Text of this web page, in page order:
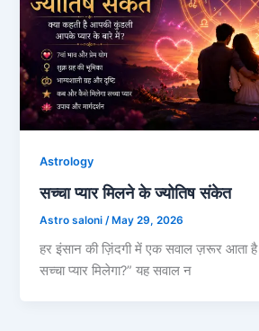
Astrology
सच्चा प्यार मिलने के ज्योतिष संकेत
Astro saloni /May 29, 2026
हर इंसान की ज़िंदगी में एक सवाल ज़रूर आता
सच्चा प्यार मिलेगा?” यह सवाल न